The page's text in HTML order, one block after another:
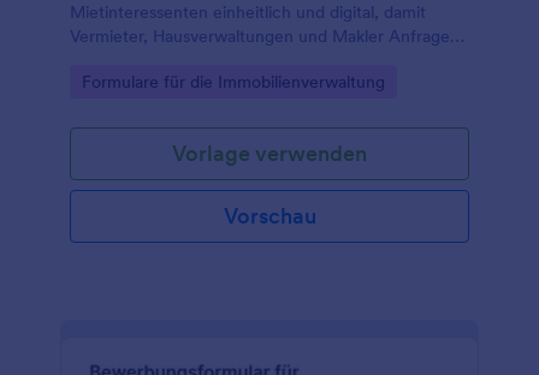
Mietinteressenten einheitlich und digital, damit
Vermieter, Hausverwaltungen und Makler Anfragen
sauberer Datenerfassung treffen können.
Go to Category:
Formulare für die Immobilienverwaltung
Vorlage verwenden
Vorschau